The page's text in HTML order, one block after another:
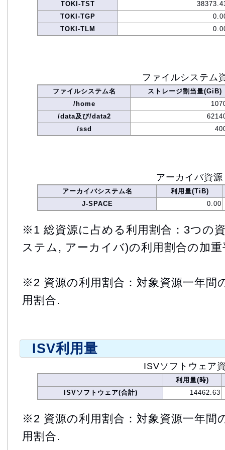
TOKI-TST
TOKI-TGP
TOKI-TLM
ファイルシステム
ファイルシステム名
ストレージ割当量(GiB)
/home
/data及び/data2
/ssd
アーカイバ資源
アーカイバシステム名
利用量(TiB)
J-SPACE
0.00
※1 総資源に占める利用割合：3つの
ステム, アーカイバ)の利用割合の加重
※2 資源の利用割合：対象資源一年間
用割合.
ISV利用量
ISVソフトウェア
利用量(時)
ISVソフトウェア(合計)
14462.63
※2 資源の利用割合：対象資源一年間
用割合.